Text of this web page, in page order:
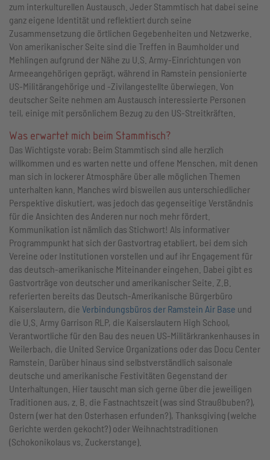
zum interkulturellen Austausch. Jeder Stammtisch hat dabei seine
ganz eigene Identität und reflektiert durch seine
Zusammensetzung die örtlichen Gegebenheiten und Netzwerke.
Von amerikanischer Seite sind die Treffen in Baumholder und
Mehlingen aufgrund der Nähe zu U.S. Army-Einrichtungen von
Armeeangehörigen geprägt, während in Ramstein pensionierte
US-Militärangehörige und -Zivilangestellte überwiegen. Von
deutscher Seite nehmen am Austausch interessierte Personen
teil, einige mit persönlichem Bezug zu den US-Streitkräften.
Was erwartet mich beim Stammtisch?
Das Wichtigste vorab: Beim Stammtisch sind alle herzlich
willkommen und es warten nette und offene Menschen, mit denen
man sich in lockerer Atmosphäre über alle möglichen Themen
unterhalten kann. Manches wird bisweilen aus unterschiedlicher
Perspektive diskutiert, was jedoch das gegenseitige Verständnis
für die Ansichten des Anderen nur noch mehr fördert.
Kommunikation ist nämlich das Stichwort! Als informativer
Programmpunkt hat sich der Gastvortrag etabliert, bei dem sich
Vereine oder Institutionen vorstellen und auf ihr Engagement für
das deutsch-amerikanische Miteinander eingehen. Dabei gibt es
Gastvorträge von deutscher und amerikanischer Seite. Z.B.
referierten bereits das Deutsch-Amerikanische Bürgerbüro
Kaiserslautern, die Verbindungsbüros der Ramstein Air Base und
die U.S. Army Garrison RLP, die Kaiserslautern High School,
Verantwortliche für den Bau des neuen US-Militärkrankenhauses in
Weilerbach, die United Service Organizations oder das Docu Center
Ramstein. Darüber hinaus sind selbstverständlich saisonale
deutsche und amerikanische Festivitäten Gegenstand der
Unterhaltungen. Hier tauscht man sich gerne über die jeweiligen
Traditionen aus, z. B. die Fastnachtszeit (was sind Straußbuben?),
Ostern (wer hat den Osterhasen erfunden?), Thanksgiving (welche
Gerichte werden gekocht?) oder Weihnachtstraditionen
(Schokonikolaus vs. Zuckerstange).